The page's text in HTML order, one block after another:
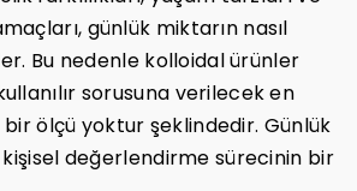
günlük miktarın nasıl
Bu nedenle kolloidal ürünler
sorusuna verilecek en
bir ölçü yoktur şeklindedir. Günlük
kişisel değerlendirme sürecinin bir